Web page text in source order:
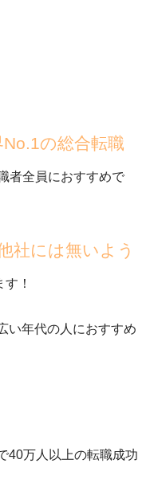
No.1の総合転職
者全員におすすめで
社には無いよう
！
い年代の人におすすめ
40万人以上の転職成功